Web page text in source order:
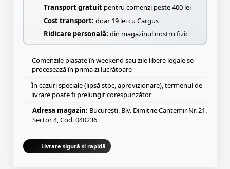
Transport gratuit pentru comenzi peste 400 lei
Cost transport: doar 19 lei cu Cargus
Ridicare personală: din magazinul nostru fizic
Comenzile plasate în weekend sau zile libere legale se
procesează în prima zi lucrătoare
În cazuri speciale (lipsă stoc, aprovizionare), termenul de
livrare poate fi prelungit corespunzător
Adresa magazin: București, Blv. Dimitrie Cantemir Nr. 21,
Sector 4, Cod. 040236
Livrare sigură și rapidă